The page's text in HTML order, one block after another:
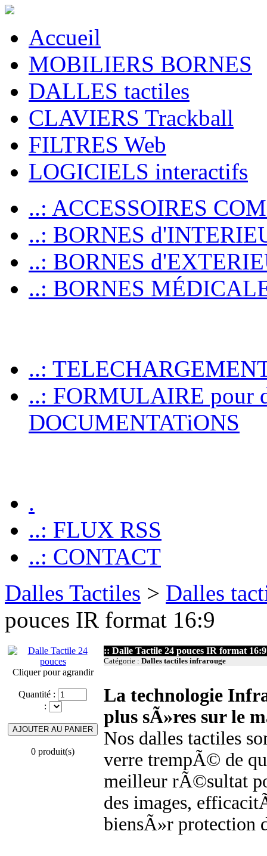
Accueil
MOBILIERS BORNES
DALLES tactiles
CLAVIERS Trackball
FILTRES Web
LOGICIELS interactifs
..: ACCESSOIRES
..: BORNES
..: BORNES
..: BORNES
..:
..: FORMULAIRE pour
DOCUMENTATiONS
.
..: FLUX RSS
..: CONTACT
Dalles Tactiles > Dalles
pouces IR format 16:9
Cliquer pour agrandir
Quantité :
:
0 produit(s)
:: Dalle Tactile 24 pouces IR format 16:9
Catégorie : Dalles tactiles infrarouge
La technologie
plus sÃ»res sur le
Nos dalles tactiles
verre trempÃ© de
meilleur rÃ©sultat
des images,
biensÃ»r protection